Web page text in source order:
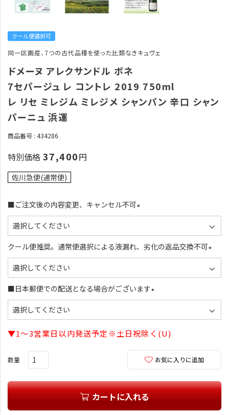
クール便選択可
同一区画産、7つの古代品種を使った比類なきキュヴェ
ドメーヌ アレクサンドル ボネ
7セパージュ レ コントレ 2019 750ml
レ リセ ミレジム ミレジメ シャンパン 辛口 シャン
パーニュ 浜運
商品番号 434286
特別価格 37,400
佐川急便(通常便)
■ご注文後の内容変更、キャンセル不可
)
クール便推奨。通常便選択による液漏れ、劣化の返品交換不可
)
■日本郵便での配送となる場合がございます
須
▼1～3営業日以内発送予定※土日祝除く(U)
お気に入りに追加
カートに入れる